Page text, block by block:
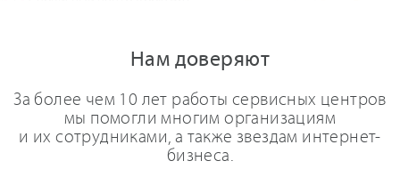
Нам доверяют
За более чем 10 лет работы сервисных центров
мы помогли многим организациям
и их сотрудниками, а также звездам интернет-
бизнеса.